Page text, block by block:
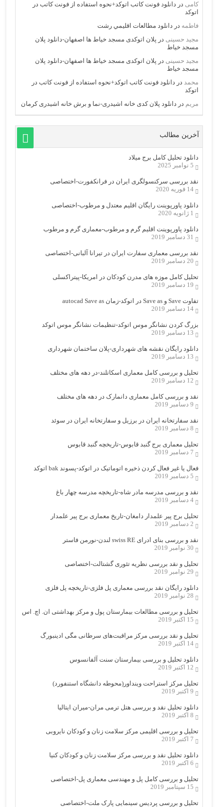
کامی در دانلود فونت کاتب اتوکد+نحوه استفاده از فونت کاتب در
اتوکد
فاطمه در دانلود مطالعات اقليمي رشت
مجید حسینی در پلان اتوکدی مسجد خیاط ها اصفهان-دانلود پلان
مسجد خیاط
مجید حسینی در پلان اتوکدی مسجد خیاط ها اصفهان-دانلود پلان
مسجد خیاط
محمد در دانلود فونت کاتب اتوکد+نحوه استفاده از فونت کاتب در
اتوکد
مریم در دانلود پلان کدی خانه اشیدری-نما و برش خانه اشیدری کرمان
آخرین مطالب
دانلود تحلیل کامل برج میلاد
5 نوامبر 2025
نقد بررسی سرکنسولگری ایران در فرانکفورت-اختصاصی
14 فوریه 2020
دانلود پاورپوینت رایگان اقلیم معتدل و مرطوب-اختصاصی
1 ژانویه 2020
دانلود پاورپوینت اقلیم گرم و مرطوب-معماری گرم و مرطوب
31 دسامبر 2019
نقد بررسی معماری سفارت ایران در تیرانا آلبانی-اختصاصی
20 دسامبر 2019
تحلیل کامل موزه های مدرن کودکان در امریکا-پیتراکسلی
19 دسامبر 2019
تفاوت Save و Save as در اتوکد-زمان autocad Save as
14 دسامبر 2019
بزرگ کردن نشانگر موس اتوکد-تنظیمات نشانگر موس اتوکد
13 دسامبر 2019
دانلود رایگان نقشه های شهرداری-پلان ساختمان شهرداری
13 دسامبر 2019
تحلیل و بررسی کامل معماری اسکاتلند-در دهه های مختلف
12 دسامبر 2019
نقد و بررسی کامل معماری دانمارک در دهه های مختلف
9 دسامبر 2019
نقد سفارتخانه ایران در برزیل و سفارتخانه ایران در سوئد
8 دسامبر 2019
تحلیل معماری برج گنبد قابوس-تاریخچه گنبد قابوس
7 دسامبر 2019
فعال یا غیر فعال کردن ذخیره اتوماتیک در اتوکد-پسوند bak اتوکد
5 دسامبر 2019
نقد و بررسی مدرسه مادر شاه-تاریخچه مدرسه چهار باغ
4 دسامبر 2019
تحلیل برج پیر علمدار دامغان-تاریخ معماری برج پیر علمدار
2 دسامبر 2019
نقد و بررسی بنای ادرای swiss RE لندن-نورمن فاستر
30 نوامبر 2019
تحلیل و نقد بررسی نظریه تئوری گشتالت-اختصاصی
29 نوامبر 2019
دانلود رایگان نقد بررسی معماری پل فلزی-تاریخچه پل فلزی
28 نوامبر 2019
تحلیل و بررسی مطالعات بیمارستان پول و مرکز بهداشتی ان. اچ. اس
15 اکتبر 2019
تحلیل و نقد بررسی مرکز مراقبت‌های سرطانی مگی ادینبورگ
14 اکتبر 2019
دانلود تحلیل و بررسی بیمارستان سنت آلفانسوس
12 اکتبر 2019
تحلیل مرکز استراحت وینداور(محوطه دانشگاه استنفورد)
9 اکتبر 2019
دانلود تحلیل نقد و بررسی هتل ترمی مران-میران ایتالیا
8 اکتبر 2019
تحلیل و بررسی اقلیمی مرکز سلامت زنان و کودکان نایروبی
7 اکتبر 2019
دانلود تحلیل نقد و بررسی مرکز سلامت زنان و کودکان کنیا
6 اکتبر 2019
تحلیل و بررسی کامل پل و مهندسی معماری پل-اختصاصی
15 سپتامبر 2019
تحلیل و بررسی پردیس سینمایی پارک ملت-اختصاصی